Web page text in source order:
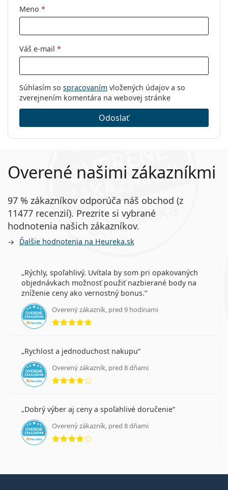
Meno *
Váš e-mail *
Súhlasím so spracovaním vložených údajov a so
zverejnením komentára na webovej stránke
Odoslať
Overené našimi zákazníkmi
97 % zákazníkov odporúča náš obchod (z
11477 recenzií). Prezrite si vybrané
hodnotenia našich zákazníkov.
Ďalšie hodnotenia na Heureka.sk
Rýchly, spoľahlivý. Uvítala by som pri opakovaných
objednávkach možnosť použiť nazbierané body na
zníženie ceny ako vernostný bonus.
Overený zákazník, pred 9 hodinami
hodnotenie 5 z 5
Rychlost a jednoduchost nakupu
Overený zákazník, pred 8 dňami
hodnotenie 4 z 5
Dobrý výber aj ceny a spoľahlivé doručenie
Overený zákazník, pred 8 dňami
hodnotenie 4 z 5